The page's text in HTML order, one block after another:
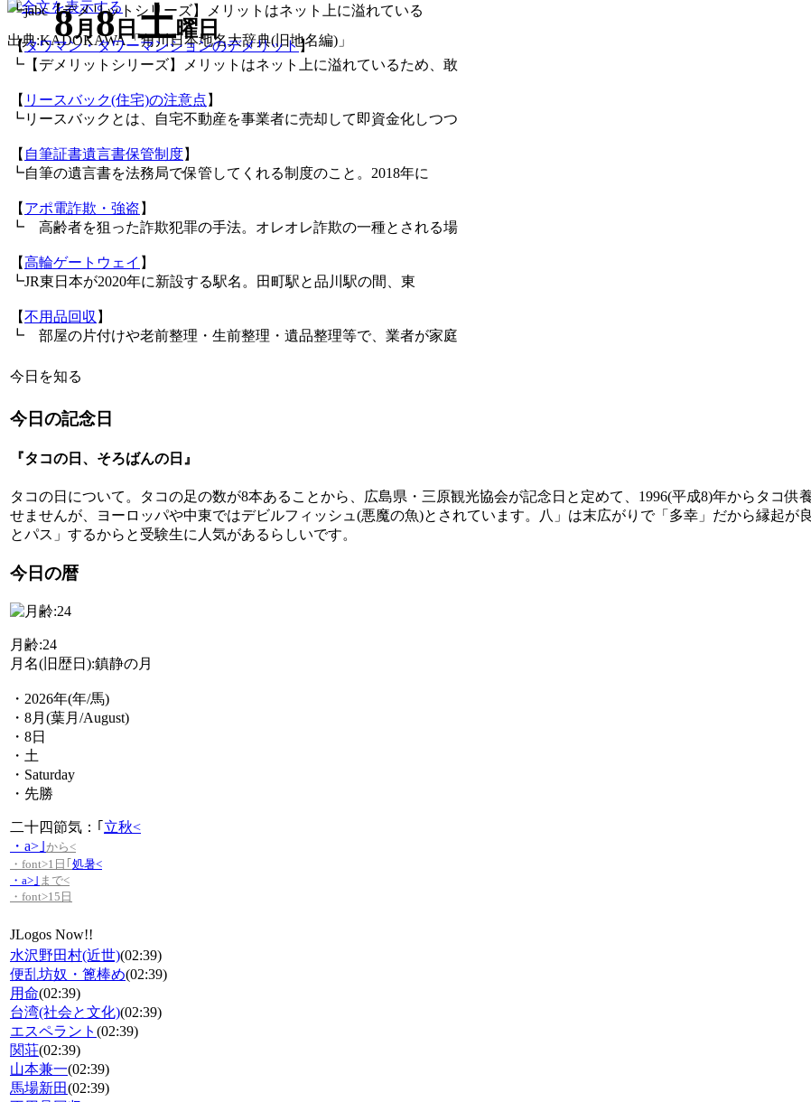
出典:KADOKAWA「角川日本地名大辞典(旧地名編)」
8月 8 日土曜日
┗jabc【デメリットシリーズ】メリットはネット上に溢れている
【タワマン・タワーマンションのデメリット】
┗【デメリットシリーズ】メリットはネット上に溢れているため、敢
【 リースバック(住宅)の注意点 】
┗リースバックとは、自宅不動産を事業者に売却して即資金化しつつ
【 自筆証書遺言書保管制度】
┗自筆の遺言書を法務局で保管してくれる制度のこと。2018年に
【 アポ電詐欺・強盗 】
┗ 高齢者を狙った詐欺犯罪の手法。オレオレ詐欺の一種とされる場
【高輪ゲートウェイ 】
┗JR東日本が2020年に新設する駅名。田町駅と品川駅の間、東
【不用品回収 】
┗ 部屋の片付けや老前整理・生前整理・遺品整理等で、業者が家庭
今日を知る
今日の記念日
『タコの日、そろばんの日』
タコの日について。タコの足の数が8本あることから、広島県・三原観光協会が記念日と定めて、1996(平成8)年からタコ
せませんが、ヨーロッパや中東ではデビルフィッシュ(悪魔の魚)とされています。八」は末広がりで「多幸」だから縁起が
とパス」するからと受験生に人気があるらしいです。
今日の暦
月齢:24
月名(旧歴日):鎮静の月
・2026年(年/馬)
・8月(葉月/August)
・8日
・土
・Saturday
・先勝
二十四節気：｢ 立秋<
・a>｣から<
・font>1日｢処暑<
・a>｣ まで<
・font>15日
JLogos Now!!
水沢野田村(近世)(02:39)
便乱坊奴・篦棒め(02:39)
用命(02:39)
台湾(社会と文化)(02:39)
エスペラント (02:39)
関荘(02:39)
山本兼一(02:39)
馬場新田(02:39)